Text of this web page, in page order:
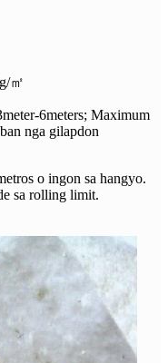
㎡
6meters; Maximum
nga gilapdon
o ingon sa hangyo.
sa rolling limit.